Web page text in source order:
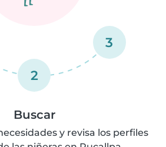
2
3
Buscar
y revisa los perfiles